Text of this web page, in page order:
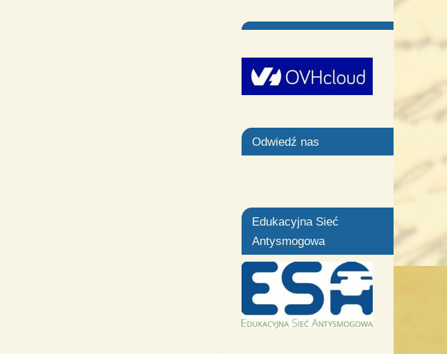
Odwiedź nas
Edukacyjna Sieć
Antysmogowa